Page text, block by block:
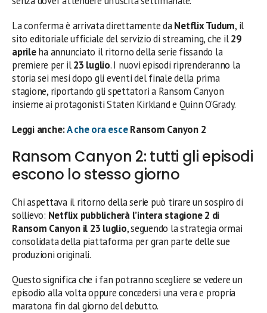
La conferma è arrivata direttamente daNetflix Tudum, il
sito editoriale ufficiale del servizio di streaming, che il29
aprileha annunciato il ritorno della serie fissando la
premiere per il23 luglio. I nuovi episodi riprenderanno la
storia sei mesi dopo gli eventi del finale della prima
stagione, riportando gli spettatori a Ransom Canyon
insieme ai protagonisti Staten Kirkland e Quinn O’Grady.
Leggi anche:A che ora esceRansom Canyon 2
Ransom Canyon 2: tutti gli episodi
escono lo stesso giorno
Chi aspettava il ritorno della serie può tirare un sospiro di
sollievo: Netflix pubblicherà l’intera stagione 2 di
Ransom Canyon il 23 luglio, seguendo la strategia ormai
consolidata della piattaforma per gran parte delle sue
produzioni originali.
Questo significa che i fan potranno scegliere se vedere un
episodio alla volta oppure concedersi una vera e propria
maratona fin dal giorno del debutto.